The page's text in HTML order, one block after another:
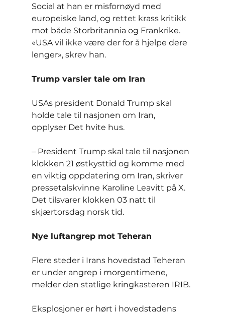
Social at han er misfornøyd med
europeiske land, og rettet krass kritikk
mot både Storbritannia og Frankrike.
«USA vil ikke være der for å hjelpe dere
lenger», skrev han.
Trump varsler tale om Iran
USAs president Donald Trump skal
holde tale til nasjonen om Iran,
opplyser Det hvite hus.
– President Trump skal tale til nasjonen
klokken 21 østkysttid og komme med
en viktig oppdatering om Iran, skriver
pressetalskvinne Karoline Leavitt på X.
Det tilsvarer klokken 03 natt til
skjærtorsdag norsk tid.
Nye luftangrep mot Teheran
Flere steder i Irans hovedstad Teheran
er under angrep i morgentimene,
melder den statlige kringkasteren IRIB.
Eksplosjoner er hørt i hovedstadens